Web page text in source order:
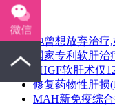
更多>>
他曾想放弃治疗
国家专利软肝
PHGF软肝术仅
修复药物性肝损
MAH新免疫综